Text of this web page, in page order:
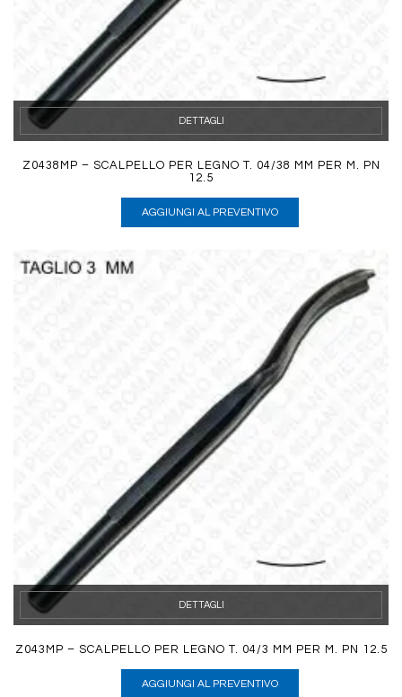
DETTAGLI
Z0438MP – SCALPELLO PER LEGNO T. 04/38 MM PER M. PN
12.5
AGGIUNGI AL PREVENTIVO
DETTAGLI
Z043MP – SCALPELLO PER LEGNO T. 04/3 MM PER M. PN 12.5
AGGIUNGI AL PREVENTIVO